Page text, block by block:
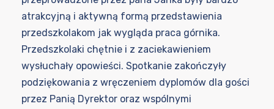
atrakcyjną i aktywną formą przedstawienia
przedszkolakom jak wygląda praca górnika.
Przedszkolaki chętnie i z zaciekawieniem
wysłuchały opowieści. Spotkanie zakończyły
podziękowania z wręczeniem dyplomów dla gości
przez Panią Dyrektor oraz wspólnymi